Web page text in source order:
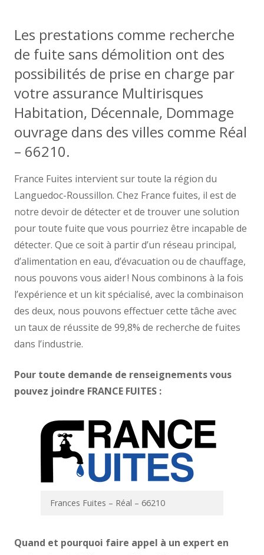
Les prestations comme recherche
de fuite sans démolition ont des
possibilités de prise en charge par
votre assurance Multirisques
Habitation, Décennale, Dommage
ouvrage dans des villes comme Réal
– 66210.
France Fuites intervient sur toute la région du
Languedoc-Roussillon. Chez France fuites, il est de
notre devoir de détecter et de trouver une solution
pour toute fuite que vous pourriez être incapable de
détecter. Que ce soit à partir d’un réseau principal,
d’alimentation en eau, d’évacuation ou de chauffage,
nous pouvons vous aider ! Nous combinons à la fois
l’expérience et un kit spécialisé, avec la combinaison
des deux, nous pouvons effectuer cette tâche avec
un taux de réussite de 99,8% de recherche de fuites
dans l’industrie.
Pour toute demande de renseignements vous
pouvez joindre FRANCE FUITES :
Frances Fuites – Réal – 66210
Quand et pourquoi faire appel à un expert en